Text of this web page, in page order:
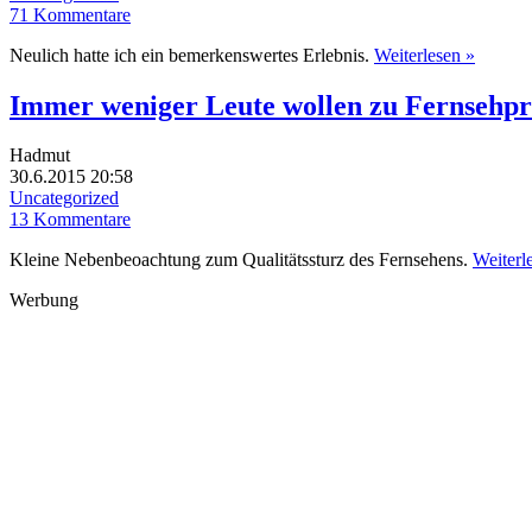
71 Kommentare
Neulich hatte ich ein bemerkenswertes Erlebnis. Weiterlesen »
Immer weniger Leute wollen zu
Hadmut
30.6.2015 20:58
Uncategorized
13 Kommentare
Kleine Nebenbeoachtung zum Qualitätssturz des Fernsehens.
Werbung